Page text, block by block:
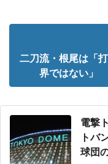
二刀流・根尾は「
界ではない」
電撃
トバ
球団